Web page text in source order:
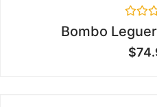
en
0
de
Bombo
$